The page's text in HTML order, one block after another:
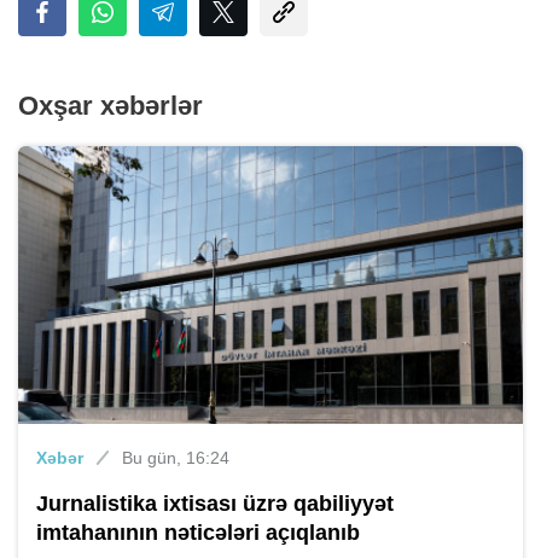
Oxşar xəbərlər
Xəbər Bu gün, 16:24
Jurnalistika ixtisası üzrə qabiliyyət
imtahanının nəticələri açıqlanıb